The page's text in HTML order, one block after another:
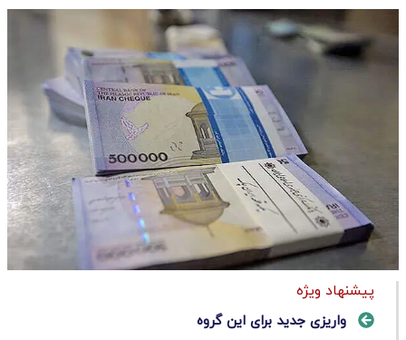
پیشنهاد ویژه
واریزی جدید برای این گروه